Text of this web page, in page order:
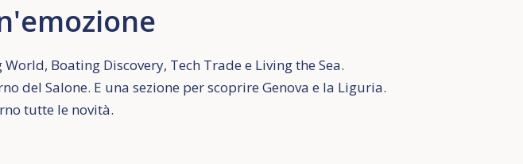
Boating Discovery, Tech Trade e Living the Sea.
del Salone. E una sezione per scoprire Genova e la Liguria.
tutte le novità.